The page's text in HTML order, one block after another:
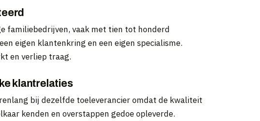
familiebedrijven, vaak met tien tot honderd
eigen klantenkring en een eigen specialisme.
en verliep traag.
klantrelaties
bij dezelfde toeleverancier omdat de kwaliteit
kenden en overstappen gedoe opleverde.